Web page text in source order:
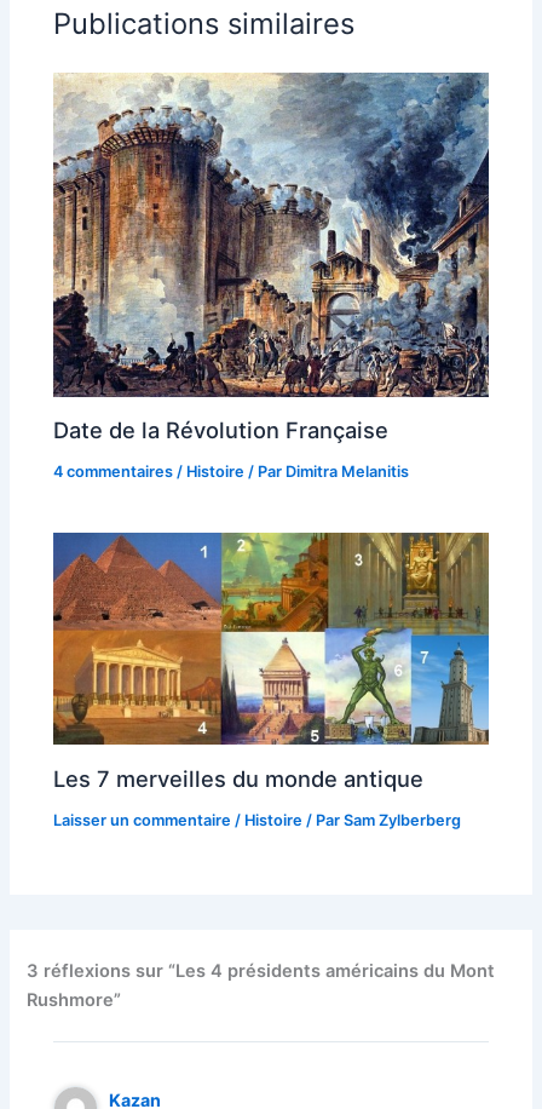
Publications similaires
Date de la Révolution Française
4 commentaires / Histoire / Par Dimitra Melanitis
Les 7 merveilles du monde antique
Laisser un commentaire / Histoire / ParSam Zylberberg
3 réflexions sur “Les 4 présidents américains du Mont
Rushmore”
Kazan